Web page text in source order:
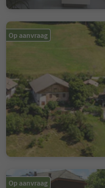
Op aanvraag
Op aanvraag